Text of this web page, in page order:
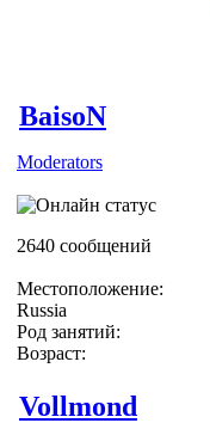
BaisoN
Moderators
2640 сообщений
Местоположение:
Russia
Род занятий:
Возраст:
Vollmond